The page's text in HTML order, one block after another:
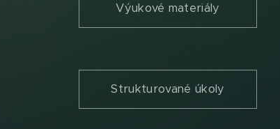
Výukové materiály
Strukturované úkoly